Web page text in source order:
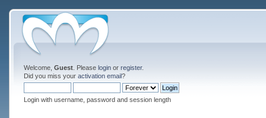
Welcome, Guest. Please loginor register.
Did you miss your activation email?
Login with username, password and session length